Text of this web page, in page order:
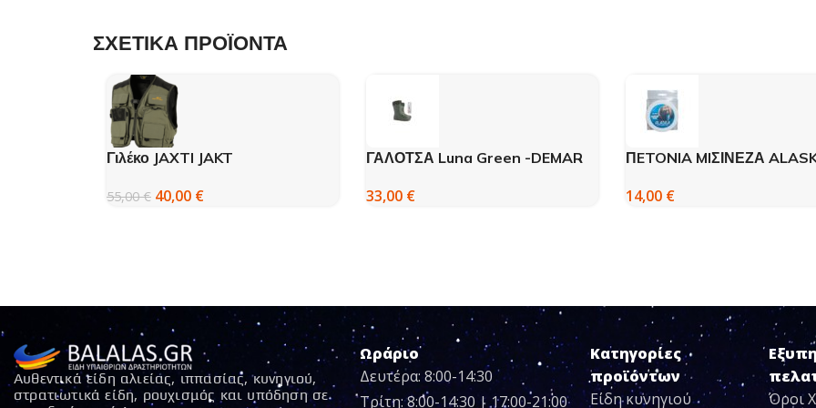
ΣΧΕΤΙΚΑ ΠΡΟΪΟΝΤΑ
Γιλέκο JAXTI JAKT
55,00€ 40,00 €
ΓΑΛΟΤΣΑ Luna Green -DEMAR
33,00 €
ΠETONIA MIΣΙΝΕΖΑ
14,00 €
Αυθεντικά είδη αλιείας, ιππασίας, κυνηγιού,
στρατιωτικά είδη, ρουχισμός και υπόδηση σε
Ωράριο
Δευτέρα: 8:00-14:30
Τρίτη: 8:00-14:30 | 17:00-21:00
Κατηγορίες
προϊόντων
Είδη κυνηγιού
Όροι